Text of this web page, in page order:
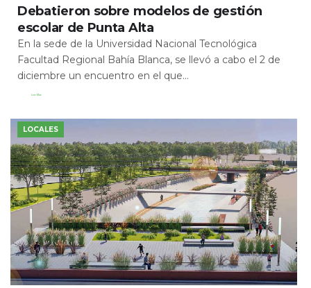
Debatieron sobre modelos de gestión
escolar de Punta Alta
En la sede de la Universidad Nacional Tecnológica
Facultad Regional Bahía Blanca, se llevó a cabo el 2 de
diciembre un encuentro en el que...
Leer Más
LOCALES